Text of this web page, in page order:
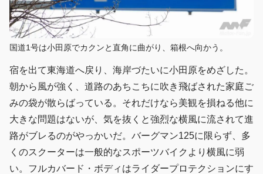
国道1号は小田原でカクンと直角に曲がり、箱根へ向かう。
宿を出て東海道へ戻り、海岸づたいに小田原をめざした。
朝から風が強く、道路のあちこちに吹き飛ばされた家庭ご
みの袋が散らばっている。それだけなら美観を損ねる他に
大きな問題はないが、気を抜くと強烈な横風に流されて進
路がブレるのがやっかいだ。バーグマン125に限らず、多
くのスクーターは一般的なスポーツバイクより横風に弱
い。フルカバード・ボディはライダープロテクションにす